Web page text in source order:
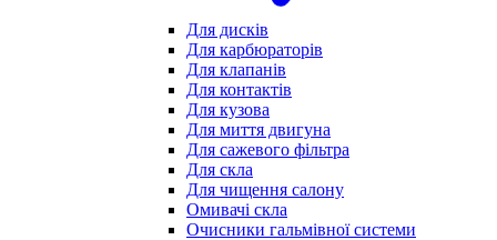
Для дисків
Для карбюраторів
Для клапанів
Для контактів
Для кузова
Для миття двигуна
Для сажевого фільтра
Для скла
Для чищення салону
Омивачі скла
Очисники гальмівної системи